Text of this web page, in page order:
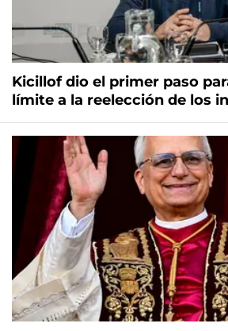
Kicillof dio el primer paso
límite a la reelección de los